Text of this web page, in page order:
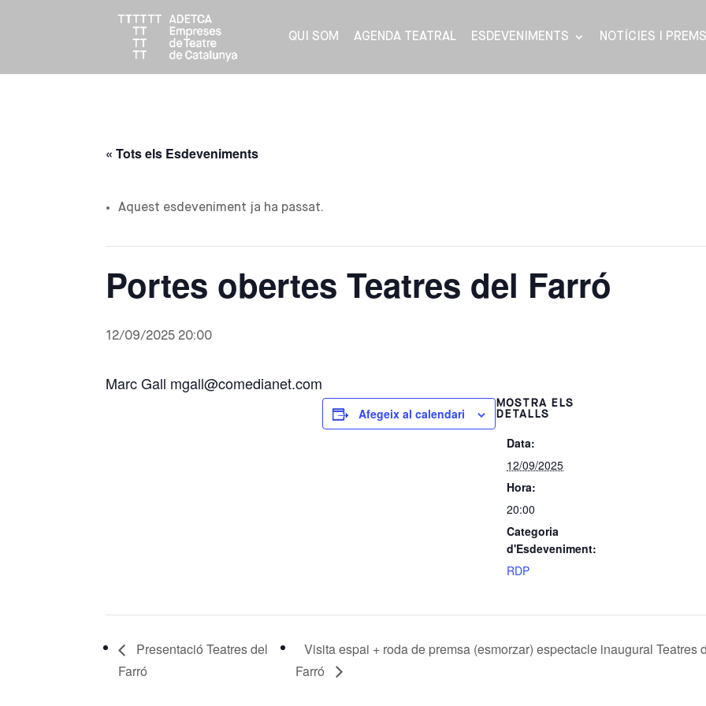
QUI SOM AGENDA TEATRAL ESDEVENIMENTS NOTÍCIES I
« Tots els Esdeveniments
Aquest esdeveniment ja ha passat.
Portes obertes Teatres del Farró
12/09/2025 20:00
Marc Gall mgall@comedianet.com
Afegeix al calendari
MOSTRA ELS
DETALLS
Data:
12/09/2025
Hora:
20:00
Categoria
d'Esdeveniment:
RDP
Presentació Teatres del
Farró
Visita espai + roda de premsa (esmorzar) espectacle inaugural Teatres
Farró